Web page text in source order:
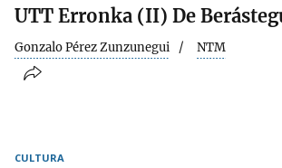
UTT Erronka (II) De
Gonzalo Pérez Zunzunegui NTM
CULTURA